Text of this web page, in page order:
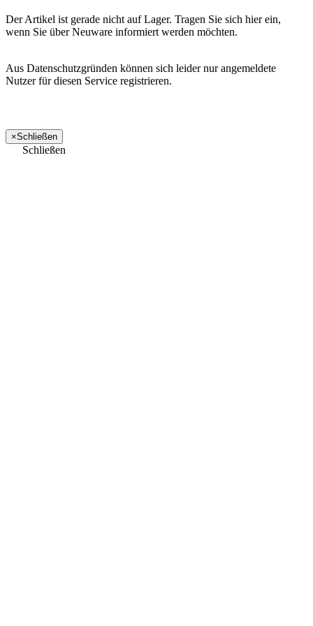
Der Artikel ist gerade nicht auf Lager. Tragen Sie sich hier ein,
wenn Sie über Neuware informiert werden möchten.
Aus Datenschutzgründen können sich leider nur angemeldete
Nutzer für diesen Service registrieren.
×Schließen
Schließen